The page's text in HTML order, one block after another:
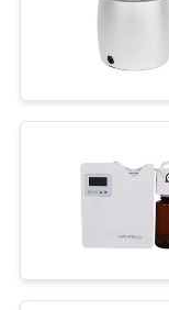
NOTIZIE
RICHIEDA
UNA